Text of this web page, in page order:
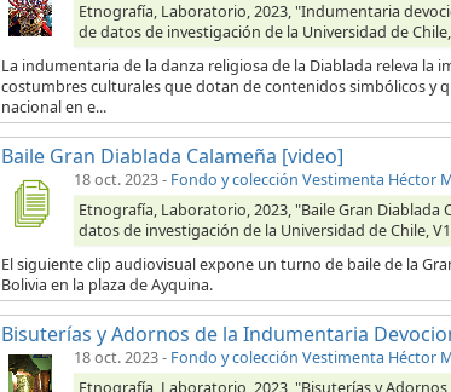
Etnografía, Laboratorio, 2023, "Indumentaria
de datos de investigación de la Universidad de
La indumentaria de la danza religiosa de la Diablada releva la
costumbres culturales que dotan de contenidos simbólicos y
nacional en e...
Baile Gran Diablada Calameña [video]
18 oct. 2023- Fondo y colección Vestimenta Héctor
Etnografía, Laboratorio, 2023, "Baile Gran Diablada
datos de investigación de la Universidad de Chile, V1
El siguiente clip audiovisual expone un turno de baile de la
Bolivia en la plaza de Ayquina.
Bisuterías y Adornos de la Indumentaria
18 oct. 2023- Fondo y colección Vestimenta Héctor